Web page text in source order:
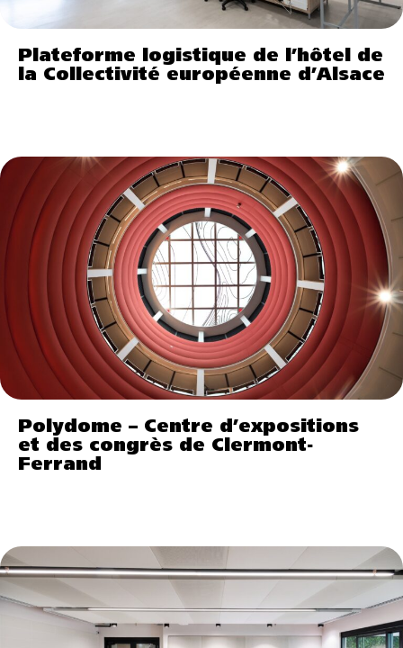
Plateforme logistique de l’hôtel de
la Collectivité européenne d’Alsace
Polydome – Centre d’expositions
et des congrès de Clermont-
Ferrand